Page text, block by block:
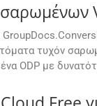
τυχόν
ODP με